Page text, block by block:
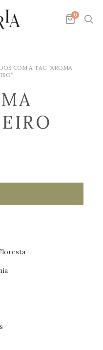
0
COM A TAG “AROMA